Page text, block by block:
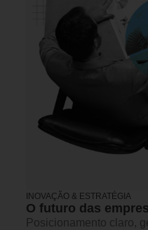
INOVAÇÃO & ESTRATÉGIA
O futuro das
Posicionamento claro,